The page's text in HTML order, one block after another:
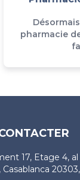
pharmacie
17, Etage 4,
Casablanca